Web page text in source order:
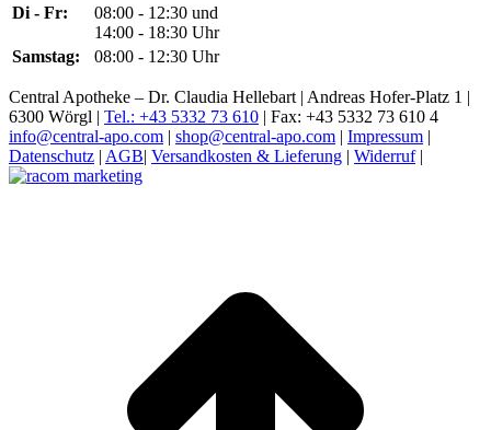
Di - Fr:
08:00 - 12:30 und
14:00 - 18:30 Uhr
Samstag:
08:00 - 12:30 Uhr
Central Apotheke – Dr. Claudia Hellebart | Andreas Hofer-Platz 1 |
6300 Wörgl | Tel.: +43 5332 73 610 | Fax: +43 5332 73 610 4
info@central-apo.com | shop@central-apo.com | Impressum |
Datenschutz | AGB| Versandkosten & Lieferung | Widerruf|